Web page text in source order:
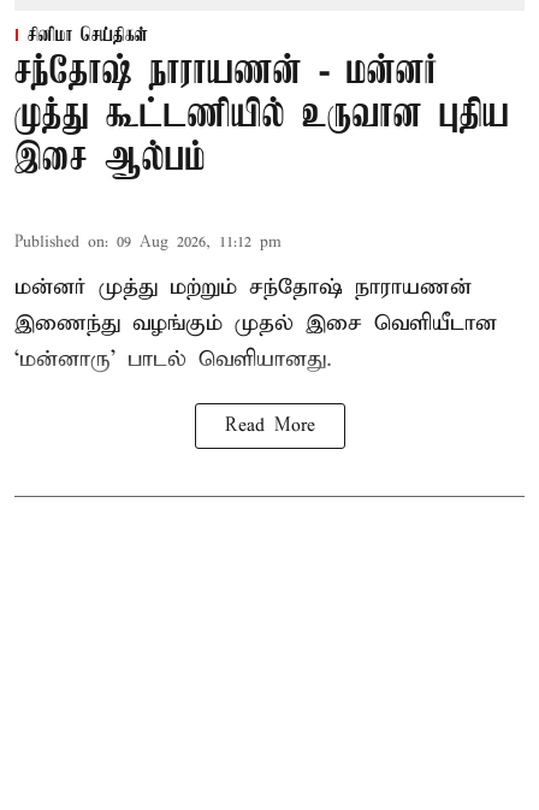
சினிமா செய்திகள்
சந்தோஷ் நாராயணன் - மன்னர்
முத்து கூட்டணியில் உருவான புதிய
இசை ஆல்பம்
Published on: 09 Aug 2026, 11:12 pm
மன்னர் முத்து மற்றும் சந்தோஷ் நாராயணன்
இணைந்து வழங்கும் முதல் இசை வெளியீடான
‘மன்னாரு’ பாடல் வெளியானது.
Read More